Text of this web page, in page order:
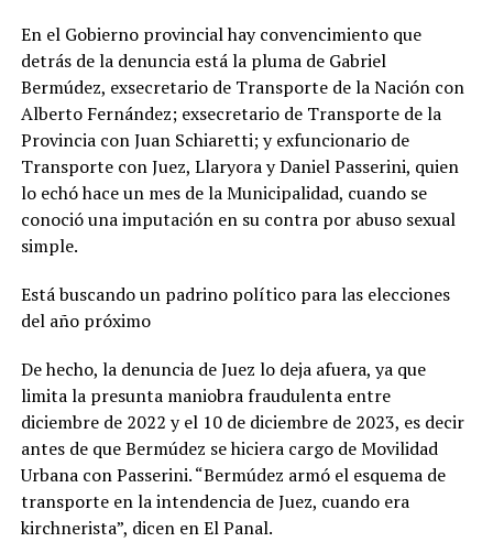
En el Gobierno provincial hay convencimiento que
detrás de la denuncia está la pluma de Gabriel
Bermúdez, exsecretario de Transporte de la Nación con
Alberto Fernández; exsecretario de Transporte de la
Provincia con Juan Schiaretti; y exfuncionario de
Transporte con Juez, Llaryora y Daniel Passerini, quien
lo echó hace un mes de la Municipalidad, cuando se
conoció una imputación en su contra por abuso sexual
simple.
Está buscando un padrino político para las elecciones
del año próximo
De hecho, la denuncia de Juez lo deja afuera, ya que
limita la presunta maniobra fraudulenta entre
diciembre de 2022 y el 10 de diciembre de 2023, es decir
antes de que Bermúdez se hiciera cargo de Movilidad
Urbana con Passerini. “Bermúdez armó el esquema de
transporte en la intendencia de Juez, cuando era
kirchnerista”, dicen en El Panal.